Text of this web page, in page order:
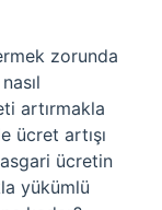
zorunda
artırmakla
ücret artışı
ücretin
yükümlü